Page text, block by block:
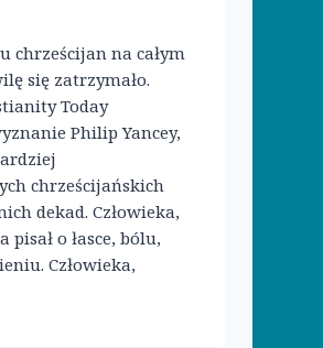
chrześcijan na całym
się zatrzymało.
Today
Philip Yancey,
chrześcijańskich
dekad. Człowieka,
o łasce, bólu,
Człowieka,